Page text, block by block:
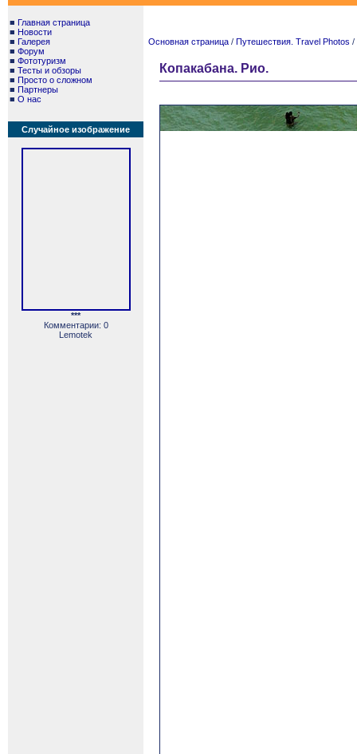
■ Главная страница
■ Новости
■ Галерея
■ Форум
■ Фототуризм
■ Тесты и обзоры
■ Просто о сложном
■ Партнеры
■ О нас
Случайное изображение
***
Комментарии: 0
Lemotek
Основная страница / Путешествия. Travel Photos /
Копакабана. Рио.